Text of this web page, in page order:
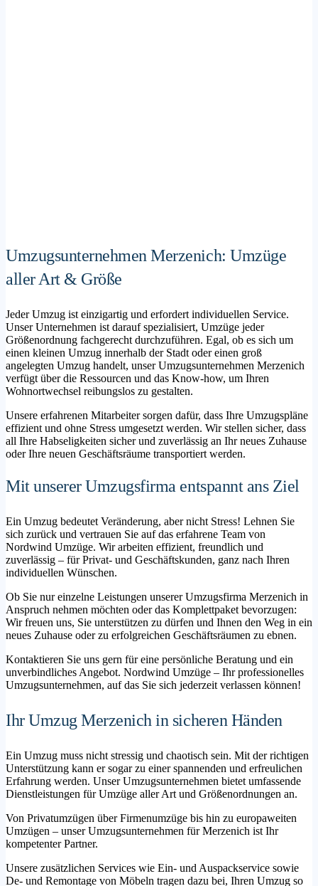
Umzugsunternehmen Merzenich: Umzüge
aller Art & Größe
Jeder Umzug ist einzigartig und erfordert individuellen Service.
Unser Unternehmen ist darauf spezialisiert, Umzüge jeder
Größenordnung fachgerecht durchzuführen. Egal, ob es sich um
einen kleinen Umzug innerhalb der Stadt oder einen groß
angelegten Umzug handelt, unser Umzugsunternehmen Merzenich
verfügt über die Ressourcen und das Know-how, um Ihren
Wohnortwechsel reibungslos zu gestalten.
Unsere erfahrenen Mitarbeiter sorgen dafür, dass Ihre Umzugspläne
effizient und ohne Stress umgesetzt werden. Wir stellen sicher, dass
all Ihre Habseligkeiten sicher und zuverlässig an Ihr neues Zuhause
oder Ihre neuen Geschäftsräume transportiert werden.
Mit unserer Umzugsfirma entspannt ans Ziel
Ein Umzug bedeutet Veränderung, aber nicht Stress! Lehnen Sie
sich zurück und vertrauen Sie auf das erfahrene Team von
Nordwind Umzüge. Wir arbeiten effizient, freundlich und
zuverlässig – für Privat- und Geschäftskunden, ganz nach Ihren
individuellen Wünschen.
Ob Sie nur einzelne Leistungen unserer Umzugsfirma Merzenich in
Anspruch nehmen möchten oder das Komplettpaket bevorzugen:
Wir freuen uns, Sie unterstützen zu dürfen und Ihnen den Weg in ein
neues Zuhause oder zu erfolgreichen Geschäftsräumen zu ebnen.
Kontaktieren Sie uns gern für eine persönliche Beratung und ein
unverbindliches Angebot. Nordwind Umzüge – Ihr professionelles
Umzugsunternehmen, auf das Sie sich jederzeit verlassen können!
Ihr Umzug Merzenich in sicheren Händen
Ein Umzug muss nicht stressig und chaotisch sein. Mit der richtigen
Unterstützung kann er sogar zu einer spannenden und erfreulichen
Erfahrung werden. Unser Umzugsunternehmen bietet umfassende
Dienstleistungen für Umzüge aller Art und Größenordnungen an.
Von Privatumzügen über Firmenumzüge bis hin zu europaweiten
Umzügen – unser Umzugsunternehmen für Merzenich ist Ihr
kompetenter Partner.
Unsere zusätzlichen Services wie Ein- und Auspackservice sowie
De- und Remontage von Möbeln tragen dazu bei, Ihren Umzug so